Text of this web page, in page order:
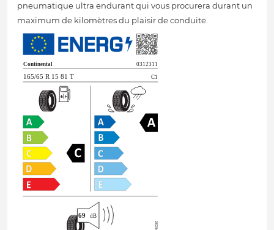
pneumatique ultra endurant qui vous procurera durant un
maximum de kilomètres du plaisir de conduite.